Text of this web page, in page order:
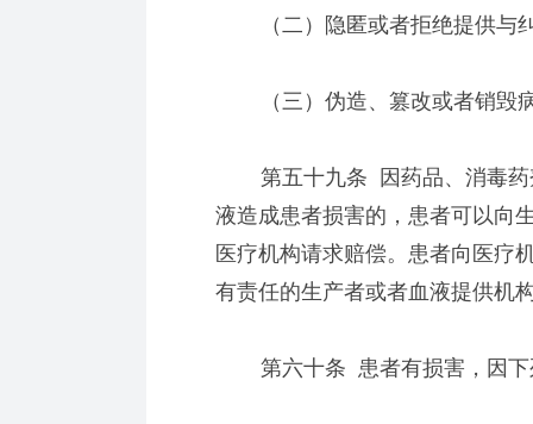
（二）隐匿或者拒绝提供与
（三）伪造、篡改或者销毁
第五十九条 因药品、消毒药
液造成患者损害的，患者可以向
医疗机构请求赔偿。患者向医疗
有责任的生产者或者血液提供机
第六十条 患者有损害，因下